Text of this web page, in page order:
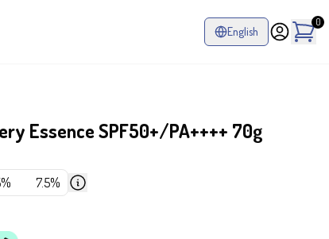
English
0
Essence SPF50+/PA++++ 70g
7.5%